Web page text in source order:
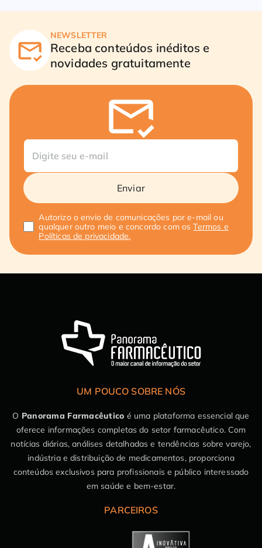
NEWSLETTER
Receba conteúdos inéditos e
novidades gratuitamente
Enviar
Autorizo o envio de comunicações por e-mail ou
qualquer outro meio e concordo com osTermos e
Políticas de privacidade.
UM POUCO SOBRE NÓS
O Panorama Farmacêutico é uma plataforma essencial que
oferece informações completas do setor farmacêutico. Com
notícias diárias, análises detalhadas e tendências sobre varejo,
indústria e distribuição de medicamentos, proporciona
conteúdos exclusivos para profissionais e público interessado
em saúde e bem-estar.
PARCEIROS